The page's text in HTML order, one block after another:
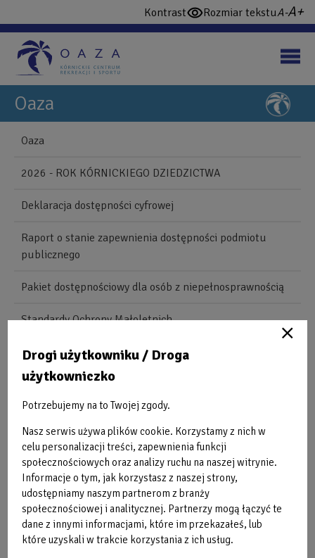
do
treści
Kontrastwłącz
wysoki
Rozmiar tekstu
Oaza
Back
top
NAWIGUJ
Oaza
2026 - ROK KÓRNICKIEGO DZIEDZICTWA
Deklaracja dostępności cyfrowej
Raport o stanie zapewnienia dostępności podmiotu
publicznego
Pakiet dostępnościowy dla osób z niepełnosprawnością
Standardy Ochrony Małoletnich
Biuletyn Informacji Publicznej
Zamówienia publiczne
Olimpijczycy
Karta Mieszkańca, Rodzina 3+
Wynajem sali konferencyjnej
Półkolonie w OAZIE
Drogi użytkowniku / Droga
użytkowniczko
Potrzebujemy na to Twojej zgody.
Nasz serwis używa plików cookie. Korzystamy z nich w
celu personalizacji treści, zapewnienia funkcji
społecznościowych oraz analizy ruchu na naszej witrynie.
Informacje o tym, jak korzystasz z naszej strony,
udostępniamy naszym partnerom z branży
społecznościowej i analitycznej. Partnerzy mogą łączyć te
dane z innymi informacjami, które im przekazałeś, lub
które uzyskali w trakcie korzystania z ich usług.